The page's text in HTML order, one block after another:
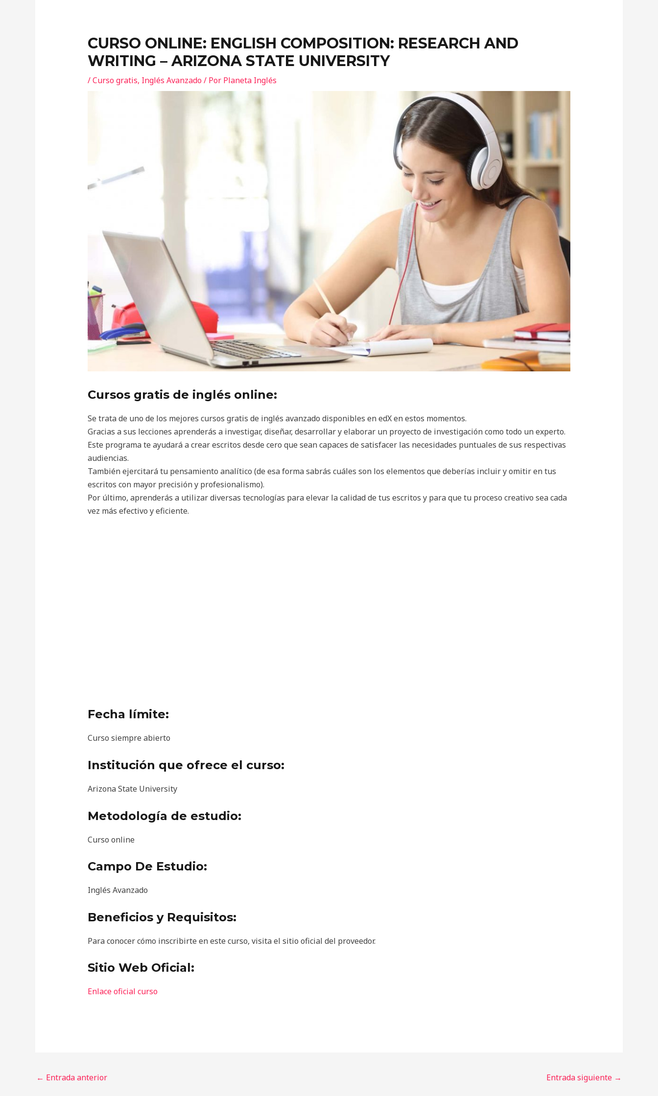
CURSO ONLINE: ENGLISH COMPOSITION: RESEARCH AND
WRITING – ARIZONA STATE UNIVERSITY
/Curso gratis, Inglés Avanzado/ Por Planeta Inglés
Cursos gratis de inglés online:
Se trata de uno de los mejores cursos gratis de inglés avanzado disponibles en edX en estos momentos.
Gracias a sus lecciones aprenderás a investigar, diseñar, desarrollar y elaborar un proyecto de investigación como todo un experto.
Este programa te ayudará a crear escritos desde cero que sean capaces de satisfacer las necesidades puntuales de sus respectivas
audiencias.
También ejercitará tu pensamiento analítico (de esa forma sabrás cuáles son los elementos que deberías incluir y omitir en tus
escritos con mayor precisión y profesionalismo).
Por último, aprenderás a utilizar diversas tecnologías para elevar la calidad de tus escritos y para que tu proceso creativo sea cada
vez más efectivo y eficiente.
Fecha límite:
Curso siempre abierto
Institución que ofrece el curso:
Arizona State University
Metodología de estudio:
Curso online
Campo De Estudio:
Inglés Avanzado
Beneficios y Requisitos:
Para conocer cómo inscribirte en este curso, visita el sitio oficial del proveedor.
Sitio Web Oficial:
Enlace oficial curso
← Entrada anterior Entrada siguiente →